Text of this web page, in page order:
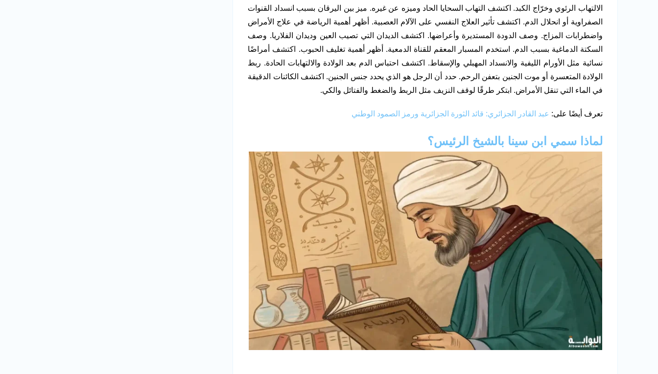
الالتهاب الرئوي وخرّاج الكبد. اكتشف التهاب السحايا الحاد وميزه عن غيره. ميز بين اليرقان بسبب انسداد القنوات
الصفراوية أو انحلال الدم. اكتشف تأثير العلاج النفسي على الآلام العصبية. أظهر أهمية الرياضة في علاج الأمراض
واضطرابات المزاج. وصف الدودة المستديرة وأعراضها. اكتشف الديدان التي تصيب العين وديدان الفلاريا. وصف
السكتة الدماغية بسبب الدم. استخدم المسبار المعقم للقناة الدمعية. أظهر أهمية تغليف الحبوب. اكتشف أمراضًا
نسائية مثل الأورام الليفية والانسداد المهبلي والإسقاط. اكتشف احتباس الدم بعد الولادة والالتهابات الحادة. ربط
الولادة المتعسرة أو موت الجنين بتعفن الرحم. حدد أن الرجل هو الذي يحدد جنس الجنين. اكتشف الكائنات الدقيقة
في الماء التي تنقل الأمراض. ابتكر طرقًا لوقف النزيف مثل الربط والضغط والفتائل والكي.
تعرف أيضًا على: عبد القادر الجزائري: قائد الثورة الجزائرية ورمز الصمود الوطني
لماذا سمي ابن سينا بالشيخ الرئيس؟